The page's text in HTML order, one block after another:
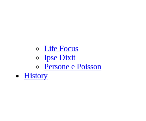
Life Focus
Ipse Dixit
Persone e Poisson
History